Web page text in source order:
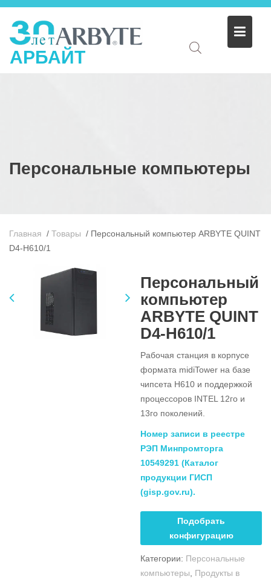
АРБАЙТ
Персональные компьютеры
Главная / Товары / Персональный компьютер ARBYTE QUINT
D4-H610/1
Персональный
компьютер
ARBYTE QUINT
D4-H610/1
Рабочая станция в корпусе
формата midiTower на базе
чипсета H610 и поддержкой
процессоров INTEL 12го и
13го поколений.
Номер записи в реестре
РЭП Минпромторга
10549291 (Каталог
продукции ГИСП
(gisp.gov.ru).
Подобрать
конфигурацию
Категории: Персональные
компьютеры, Продукты в